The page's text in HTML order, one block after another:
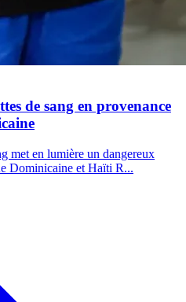
de sang en provenance
met en lumière un dangereux
Dominicaine et Haïti R...